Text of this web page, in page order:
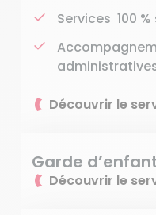
Services 100
Découvrir le
Garde
Découvrir le